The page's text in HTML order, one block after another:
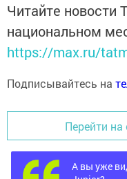
Читайте новости
национальном
https://max.ru/
Подписывайтесь на
Перейти на
А вы уже